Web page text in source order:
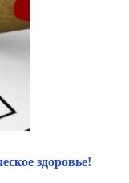
здоровье!